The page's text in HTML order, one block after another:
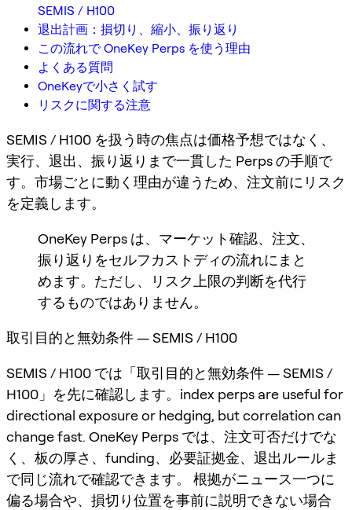
SEMIS / H100
退出計画：損切り、縮小、振り返り
この流れで OneKey Perps を使う理由
よくある質問
OneKeyで小さく試す
リスクに関する注意
SEMIS / H100 を扱う時の焦点は価格予想ではなく、
実行、退出、振り返りまで一貫した Perps の手順で
す。市場ごとに動く理由が違うため、注文前にリスク
を定義します。
OneKey Perps は、マーケット確認、注文、
振り返りをセルフカストディの流れにまと
めます。ただし、リスク上限の判断を代行
するものではありません。
取引目的と無効条件 — SEMIS / H100
SEMIS / H100 では「取引目的と無効条件 — SEMIS /
H100」を先に確認します。index perps are useful for
directional exposure or hedging, but correlation can
change fast. OneKey Perps では、注文可否だけでな
く、板の厚さ、funding、必要証拠金、退出ルールま
で同じ流れで確認できます。 根拠がニュース一つに
偏る場合や、損切り位置を事前に説明できない場合